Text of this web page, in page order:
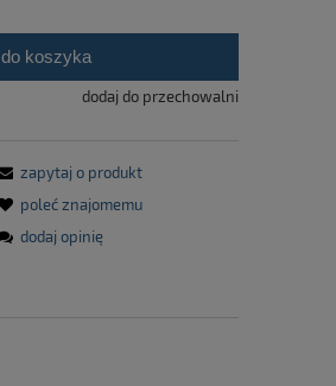
do koszyka
dodaj do przechowalni
zapytaj o produkt
poleć znajomemu
dodaj opinię